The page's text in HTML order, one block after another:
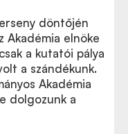
döntőjén
Akadémia elnöke
a kutatói pálya
a szándékunk.
Akadémia
dolgozunk a